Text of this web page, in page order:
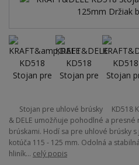
Stojan pre uhlové brúsky KD518
& DELE umožňuje pohodlné a
brúskami. Hodí sa pre uhlové brúsky
kotúča 115 - 125 mm. Odolná a
hliník... celý popis